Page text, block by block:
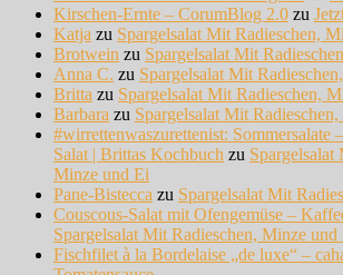
Kirschen-Ernte – CorumBlog 2.0 zu
Katja zu Spargelsalat Mit Radieschen,
Brotwein zu Spargelsalat Mit
Anna C. zu Spargelsalat Mit
Britta zu Spargelsalat Mit Radieschen,
Barbara zu Spargelsalat Mit
#wirrettenwaszurettenist: Sommersalate
Salat | Brittas Kochbuch zu Spargelsalat
Minze und Ei
Pane-Bistecca zu Spargelsalat Mit
Couscous-Salat mit Ofengemüse –
Spargelsalat Mit Radieschen, Minze und
Fischfilet à la Bordelaise „de luxe“ –